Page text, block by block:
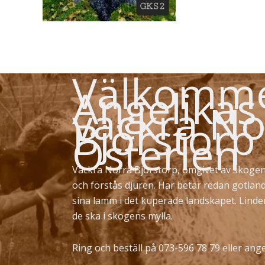
vackra
Björstorp
Österlen
Vackra Norra Björstorp, omgivet av
och förstås djuren. Här betar redan
sina lamm i det kuperade landskapet.
de ska i skogens mylla.
Ring och beställ på 073-596 78 79 eller